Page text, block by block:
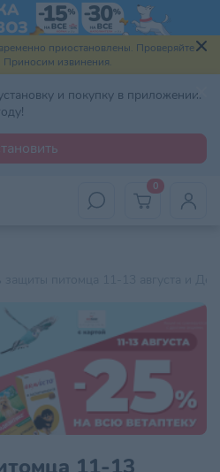
приостановлены. Проверяйте
извинения.
и покупку в приложении.
0